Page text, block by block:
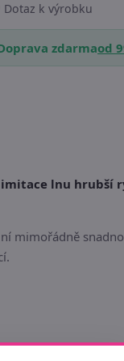
Dotaz k výrobku
zdarmaod
imitace lnu hrubší
mimořádně